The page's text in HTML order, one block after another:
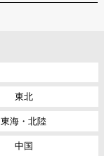
東北
東海・北陸
中国